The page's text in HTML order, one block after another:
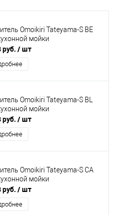
Omoikiri Tateyama-S BE
мойки
руб. / шт
Omoikiri Tateyama-S BL
мойки
руб. / шт
Omoikiri Tateyama-S CA
мойки
руб. / шт